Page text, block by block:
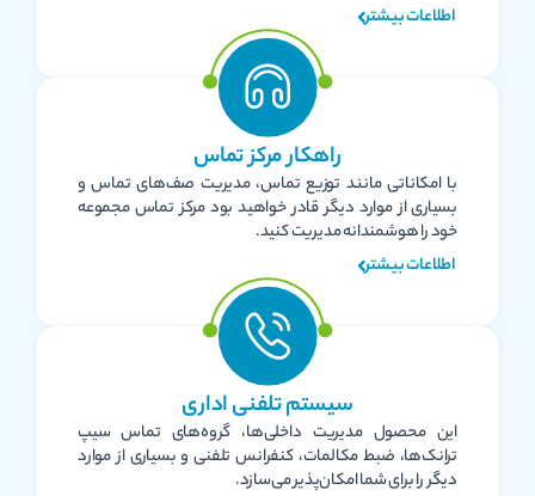
اطلاعات بیشتر
راهکار مرکز تماس
با امکاناتی مانند توزیع تماس، مدیریت صف‌های تماس و
بسیاری از موارد دیگر قادر خواهید بود مرکز تماس مجموعه
خود را هوشمندانه مدیریت کنید.
اطلاعات بیشتر
سیستم تلفنی اداری
این محصول مدیریت داخلی‌ها، گروه‌های تماس سیپ
ترانک‌ها، ضبط مکالمات، کنفرانس تلفنی و بسیاری از موارد
دیگر را برای شما امکان‌پذیر می‌سازد.